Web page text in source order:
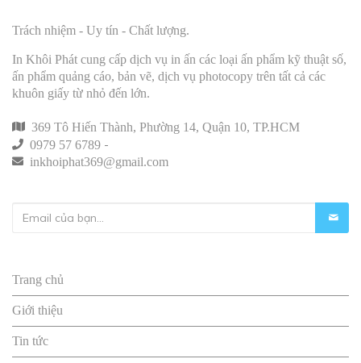
Trách nhiệm - Uy tín - Chất lượng.
In Khôi Phát cung cấp dịch vụ in ấn các loại ấn phẩm kỹ thuật số,
ấn phẩm quảng cáo, bản vẽ, dịch vụ photocopy trên tất cả các
khuôn giấy từ nhỏ đến lớn.
369 Tô Hiến Thành, Phường 14, Quận 10, TP.HCM
0979 57 6789 -
inkhoiphat369@gmail.com
Trang chủ
Giới thiệu
Tin tức